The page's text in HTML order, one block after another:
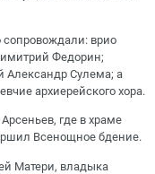
сопровождали: врио
Федорин;
Александр Сулема; а
архиерейского хора.
где в храме
Всенощное бдение.
Матери, владыка